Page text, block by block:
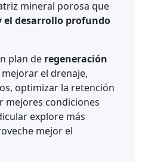
mineral porosa que
el desarrollo profundo
plan de regeneración
el drenaje,
optimizar la retención
mejores condiciones
explore más
mejor el